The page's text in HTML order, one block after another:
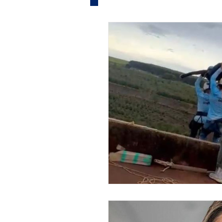
Informe Publicitário
Acidente Tecnologia
Artistas Nota de